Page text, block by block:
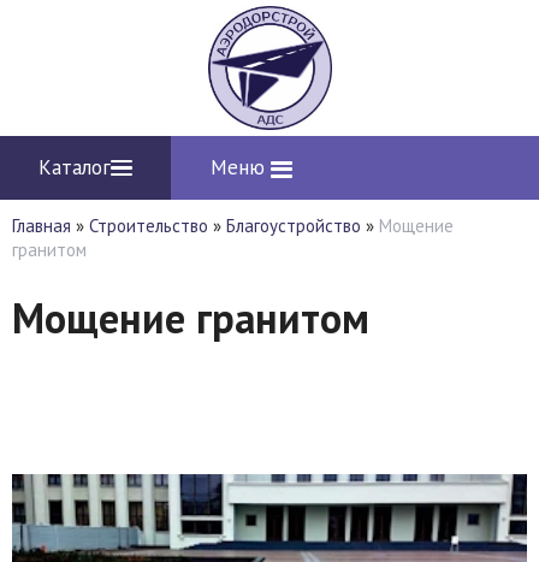
Каталог Меню
Главная » Строительство » Благоустройство » Мощение
гранитом
Мощение гранитом